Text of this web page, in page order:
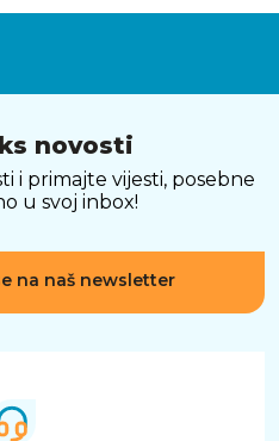
novosti
i primajte vijesti, posebne
u svoj inbox!
na naš newsletter